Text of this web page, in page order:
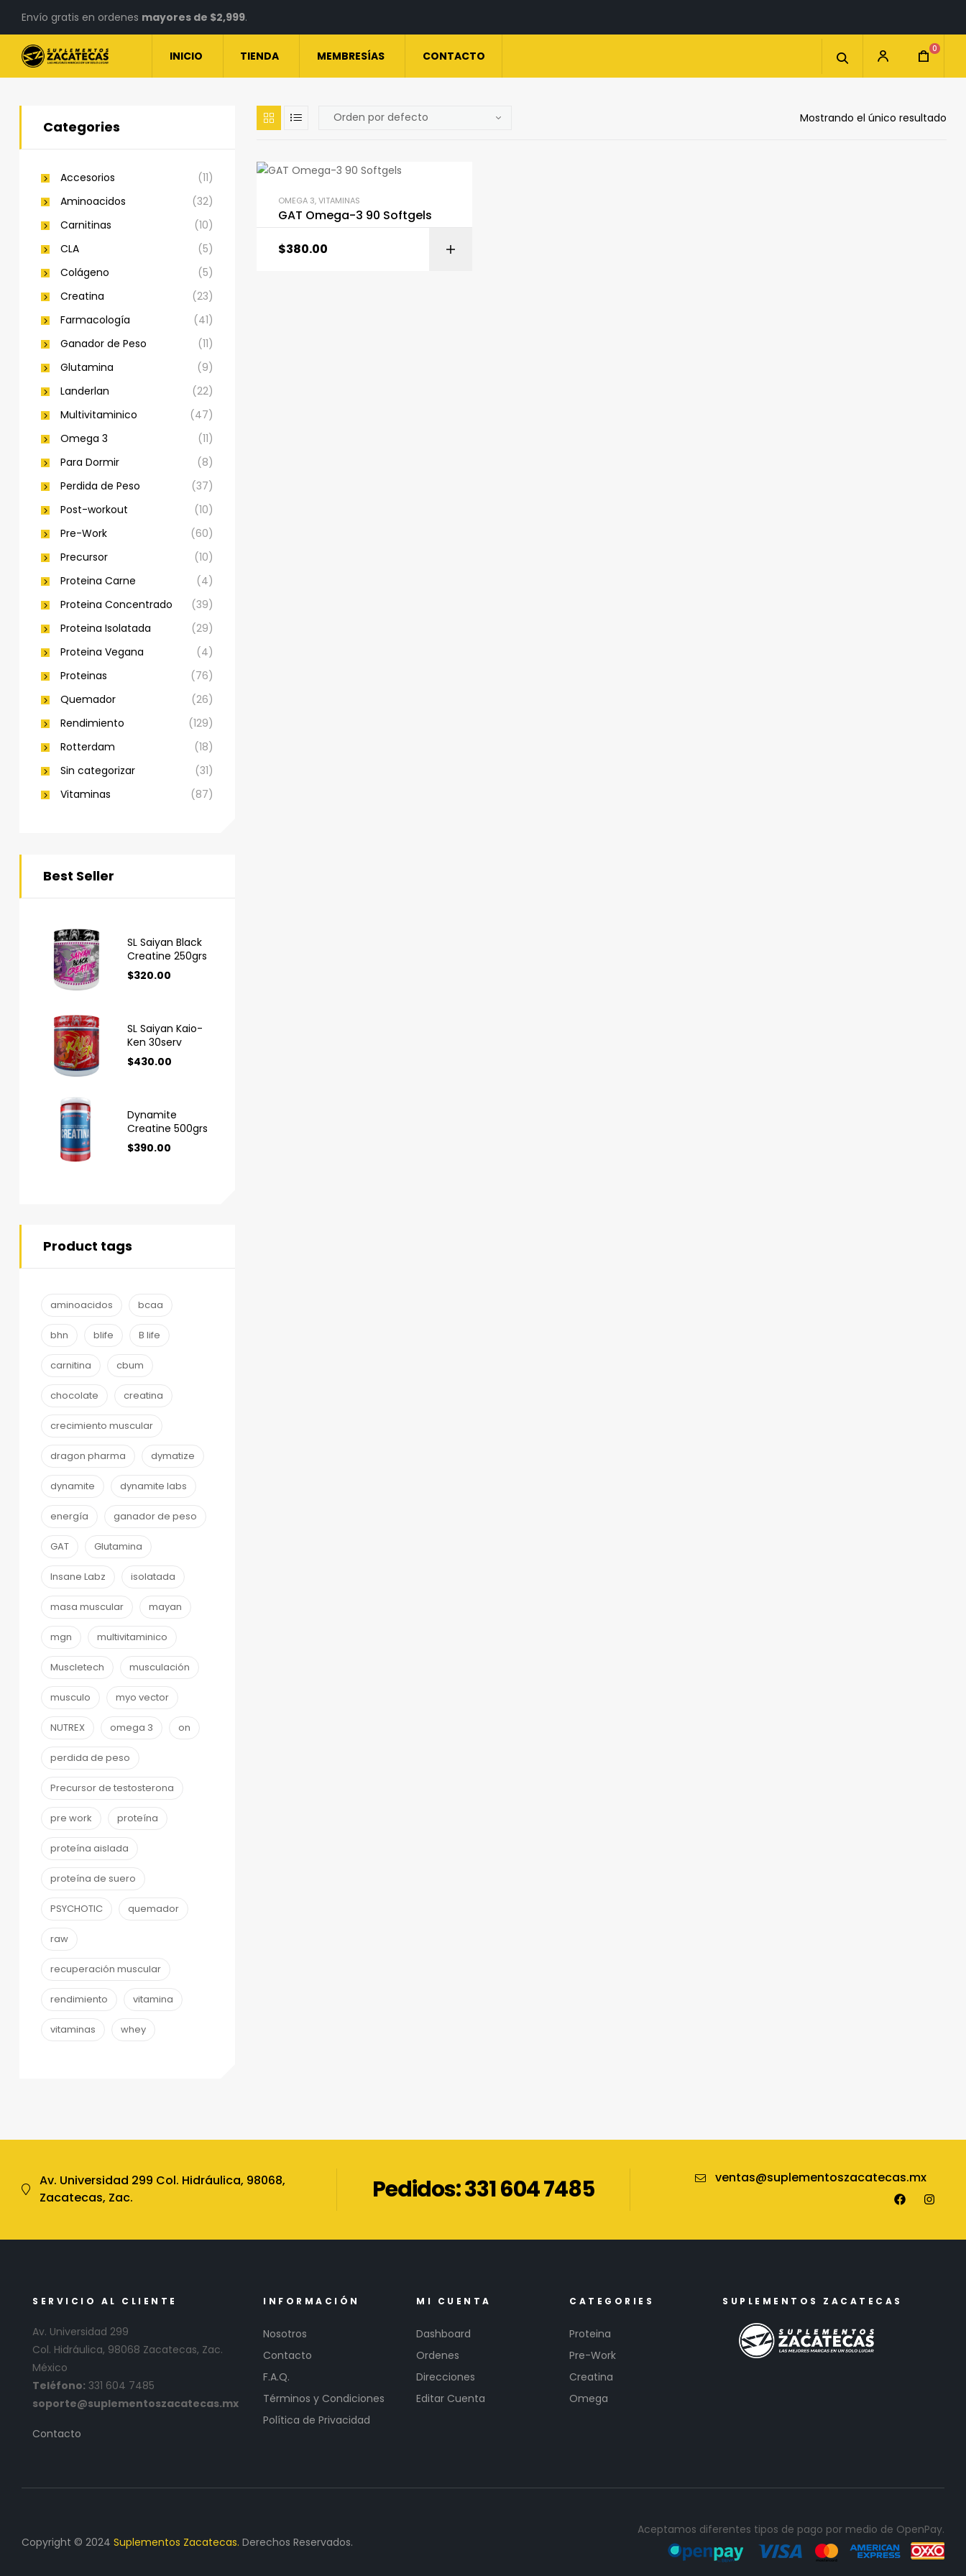
Envío gratis en ordenes mayores de $2,999.
INICIO TIENDA MEMBRESÍAS CONTACTO 0
Mostrando el único resultado
OMEGA 3,VITAMINAS
GAT Omega-3 90 Softgels
$380.00
Categories
Accesorios
(11)
Aminoacidos
(32)
Carnitinas
(10)
CLA
(5)
Colágeno
(5)
Creatina
(23)
Farmacología
(41)
Ganador de Peso
(11)
Glutamina
(9)
Landerlan
(22)
Multivitaminico
(47)
Omega 3
(11)
Para Dormir
(8)
Perdida de Peso
(37)
Post-workout
(10)
Pre-Work
(60)
Precursor
(10)
Proteina Carne
(4)
Proteina Concentrado
(39)
Proteina Isolatada
(29)
Proteina Vegana
(4)
Proteinas
(76)
Quemador
(26)
Rendimiento
(129)
Rotterdam
(18)
Sin categorizar
(31)
Vitaminas
(87)
Best Seller
SL Saiyan Black
Creatine 250grs
$320.00
SL Saiyan Kaio-
Ken 30serv
$430.00
Dynamite
Creatine 500grs
$390.00
Product tags
aminoacidos bcaa
bhn blife B life
carnitina cbum
chocolate creatina
crecimiento muscular
dragon pharma dymatize
dynamite dynamite labs
energía ganador de peso
GAT Glutamina
Insane Labz isolatada
masa muscular mayan
mgn multivitaminico
Muscletech musculación
musculo myo vector
NUTREX omega 3 on
perdida de peso
Precursor de testosterona
pre work proteína
proteína aislada
proteína de suero
PSYCHOTIC quemador
raw
recuperación muscular
rendimiento vitamina
vitaminas whey
Av. Universidad 299 Col. Hidráulica, 98068,
Zacatecas, Zac.
Pedidos: 331 604 7485 ventas@suplementoszacatecas.mx
SERVICIO AL CLIENTE
Av. Universidad 299
Col. Hidráulica, 98068 Zacatecas, Zac.
México
Teléfono: 331 604 7485
soporte@suplementoszacatecas.mx
Contacto
INFORMACIÓN
Nosotros
Contacto
F.A.Q.
Términos y Condiciones
Política de Privacidad
MI CUENTA
Dashboard
Ordenes
Direcciones
Editar Cuenta
CATEGORIES
Proteina
Pre-Work
Creatina
Omega
SUPLEMENTOS ZACATECAS
Copyright © 2024 Suplementos Zacatecas. Derechos Reservados.
Aceptamos diferentes tipos de pago por medio de OpenPay.